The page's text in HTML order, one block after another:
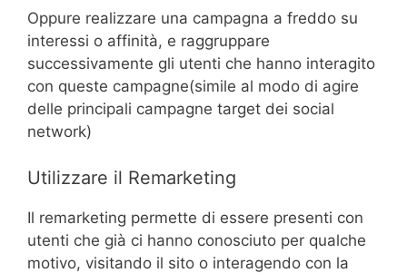
Oppure realizzare una campagna a freddo su
interessi o affinità, e raggruppare
successivamente gli utenti che hanno interagito
con queste campagne(simile al modo di agire
delle principali campagne target dei social
network)
Utilizzare il Remarketing
Il remarketing permette di essere presenti con
utenti che già ci hanno conosciuto per qualche
motivo, visitando il sito o interagendo con la